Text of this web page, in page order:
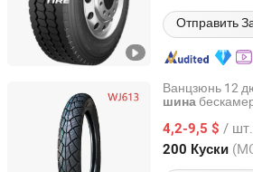
Отправить
Ванцзюнь 12
шина
4,2-9,5 $ / шт.
200 Куски
Hebei Wanjun Tire Co.,Ltd
Hebei, China с 2025